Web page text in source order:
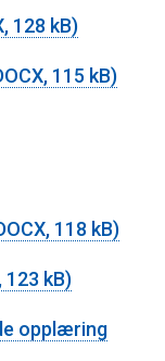
128 kB)
115 kB)
118 kB)
123 kB)
opplæring